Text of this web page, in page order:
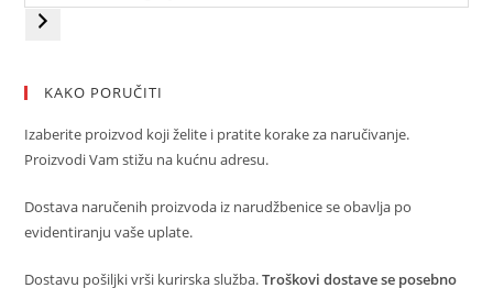
KAKO PORUČITI
Izaberite proizvod koji želite i pratite korake za naručivanje.
Proizvodi Vam stižu na kućnu adresu.
Dostava naručenih proizvoda iz narudžbenice se obavlja po
evidentiranju vaše uplate.
Dostavu pošiljki vrši kurirska služba.Troškovi dostave se posebno